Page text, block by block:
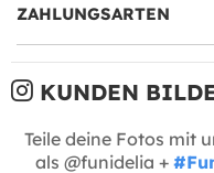
ZAHLUNGSARTEN
KUNDEN
Teile deine Fotos mit
als @funidelia +